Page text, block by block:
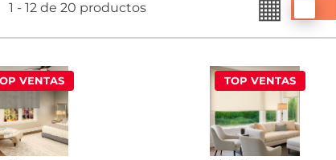
1 - 12 de 20 productos ▦
pricing
VENTAS TOP VENTAS